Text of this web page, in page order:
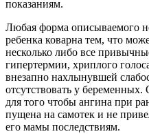
показаниям.
Любая форма описываемого
ребенка коварна тем, что
несколько либо все
гипертермии, хриплого
внезапно нахлынувшей
отсутствовать у
для того чтобы ангина при
пущена на самотек и не
его мамы последствиям.